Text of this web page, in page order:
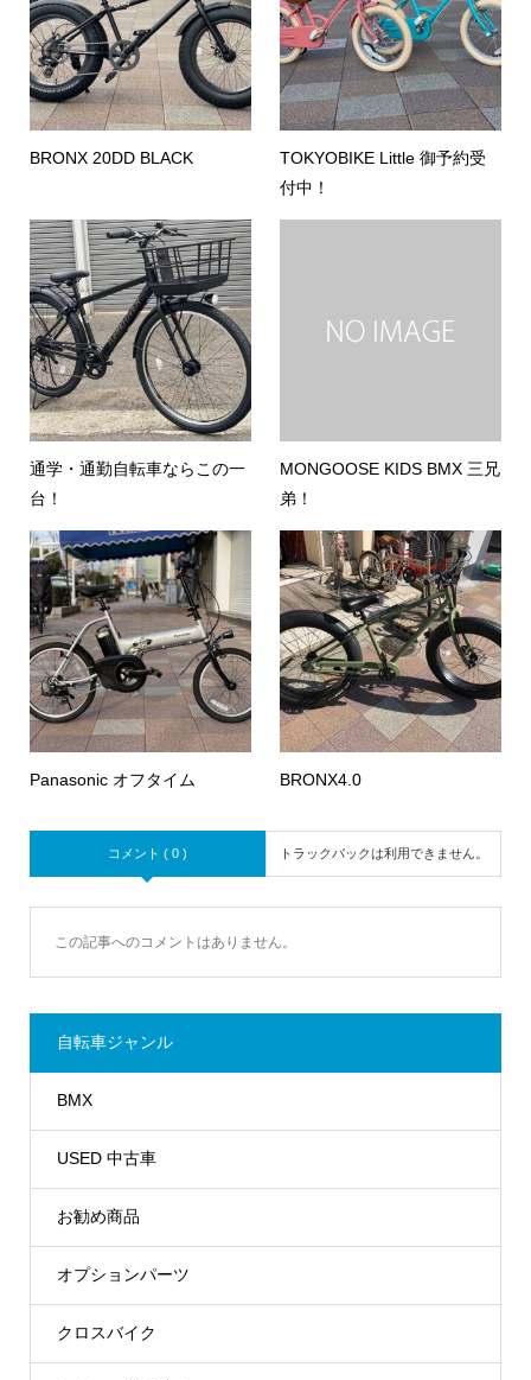
BRONX 20DD BLACK
TOKYOBIKE Little 御予約受
付中！
通学・通勤自転車ならこの一
台！
MONGOOSE KIDS BMX 三兄
弟！
Panasonic オフタイム BRONX4.0
コメント ( 0 ) トラックバックは利用できません。
この記事へのコメントはありません。
自転車ジャンル
BMX
USED 中古車
お勧め商品
オプションパーツ
クロスバイク